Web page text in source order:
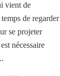
vient de
de regarder
se projeter
nécessaire